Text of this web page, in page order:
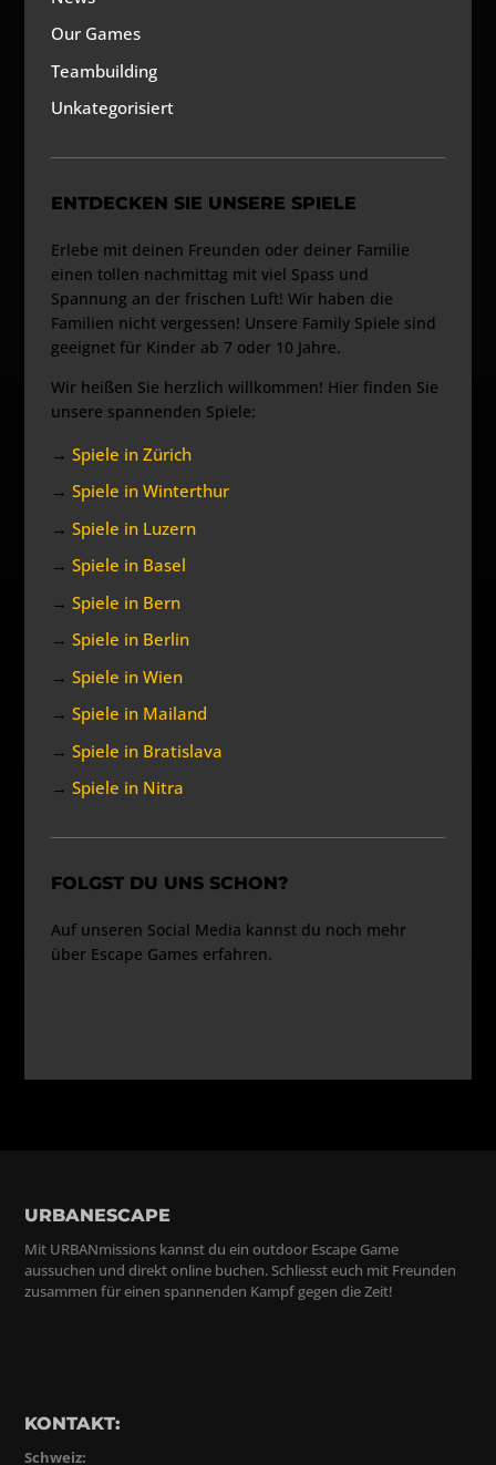
Our Games
Teambuilding
Unkategorisiert
ENTDECKEN SIE UNSERE SPIELE
Erlebe mit deinen Freunden oder deiner Familie
einen tollen nachmittag mit viel Spass und
Spannung an der frischen Luft! Wir haben die
Familien nicht vergessen! Unsere Family Spiele sind
geeignet für Kinder ab 7 oder 10 Jahre.
Wir heißen Sie herzlich willkommen! Hier finden Sie
unsere spannenden Spiele:
→Spiele in Zürich
→Spiele in Winterthur
→Spiele in Luzern
→Spiele in Basel
→Spiele in Bern
→Spiele in Berlin
→Spiele in Wien
→Spiele in Mailand
→Spiele in Bratislava
→Spiele in Nitra
FOLGST DU UNS SCHON?
Auf unseren Social Media kannst du noch mehr
über Escape Games erfahren.
URBANESCAPE
Mit URBANmissions kannst du ein outdoor Escape Game
aussuchen und direkt online buchen. Schliesst euch mit Freunden
zusammen für einen spannenden Kampf gegen die Zeit!
KONTAKT:
Schweiz: